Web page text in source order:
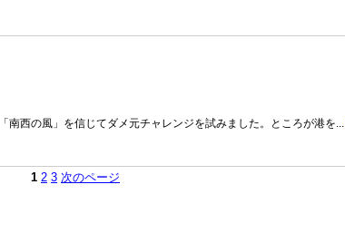
南西の風」を信じてダメ元チャレンジを試みました。ところが港を...
1 2 3 次のページ